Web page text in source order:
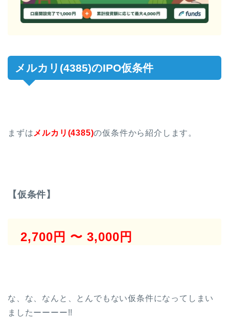
メルカリ(4385)のIPO仮条件
まずは メルカリ(4385)の仮条件から紹介します。
【仮条件】
2,700円 〜 3,000円
な、な、なんと、とんでもない仮条件になってしまい
ましたーーーー!!